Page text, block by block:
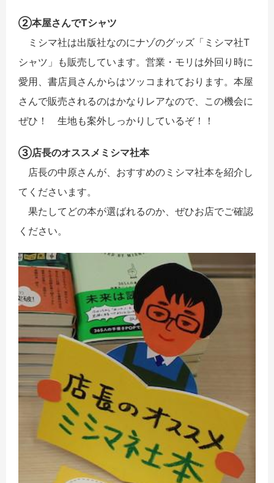
②本屋さんでTシャツ
ミシマ社は出版社なのにナゾのグッズ「ミシマ社T
シャツ」も販売しています。営業・モリは外回り時に
愛用、書店員さんからはツッコまれております。本屋
さんで販売されるのはかなりレアなので、この機会に
ぜひ！ 生地も案外しっかりしているぞ！！
③店長のオススメミシマ社本
店長の中原さんが、おすすめのミシマ社本を紹介し
てくださいます。
果たしてどの本が選ばれるのか、ぜひお店でご確認
ください。